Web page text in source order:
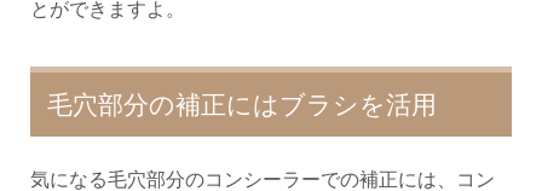
とができますよ。
毛穴部分の補正にはブラシを活用
気になる毛穴部分のコンシーラーでの補正には、コン